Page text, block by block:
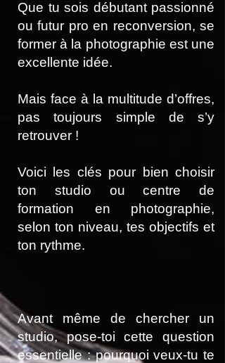
Que tu sois débutant passionné
ou futur pro en reconversion, se
former à la photographie est une
excellente idée.
Mais face à la multitude d’offres,
pas toujours simple de s’y
retrouver !
Voici les clés pour bien choisir
ton studio ou centre de
formation en photographie,
selon ton niveau, tes objectifs et
ton rythme.
Avant même de chercher un
studio, pose-toi cette question
essentielle : pourquoi veux-tu te